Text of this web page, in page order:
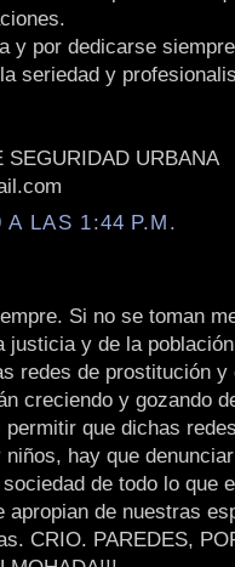
y por dedicarse
seriedad y
SEGURIDAD URBANA
LAS 1:44 P.M.
Si no se toman
justicia y de la
redes de prostitución y
creciendo y gozando
permitir que dichas
hay que
de todo lo que
apropian de nuestras
CRIO. PAREDES,